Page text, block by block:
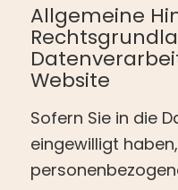
Allgemeine
Website
Sofern Sie in die
eingewilligt